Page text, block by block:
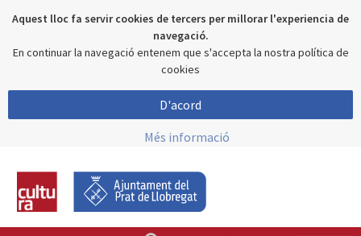
Aquest lloc fa servir cookies de tercers per millorar l'experiencia de
navegació.
En continuar la navegació entenem que s'accepta la nostra política de
cookies
D'acord
Més informació